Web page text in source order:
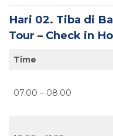
Hari 02. Tiba di
Tour – Check in
Time
07.00 – 08.00